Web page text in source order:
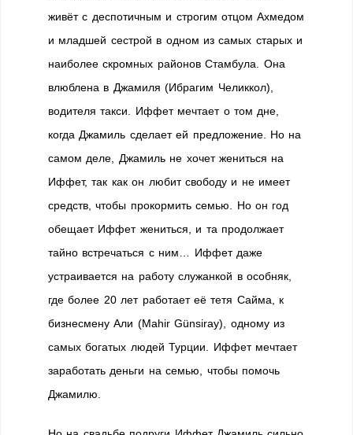
живёт с деспотичным и строгим отцом Ахмедом
и младшей сестрой в одном из самых старых и
наиболее скромных районов Стамбула. Она
влюблена в Джамиля (Ибрагим Челиккол),
водителя такси. Иффет мечтает о том дне,
когда Джамиль сделает ей предложение. Но на
самом деле, Джамиль не хочет жениться на
Иффет, так как он любит свободу и не имеет
средств, чтобы прокормить семью. Но он год
обещает Иффет жениться, и та продолжает
тайно встречаться с ним… Иффет даже
устраивается на работу служанкой в особняк,
где более 20 лет работает её тетя Сайма, к
бизнесмену Али (Mahir Günsiray), одному из
самых богатых людей Турции. Иффет мечтает
заработать деньги на семью, чтобы помочь
Джамилю.